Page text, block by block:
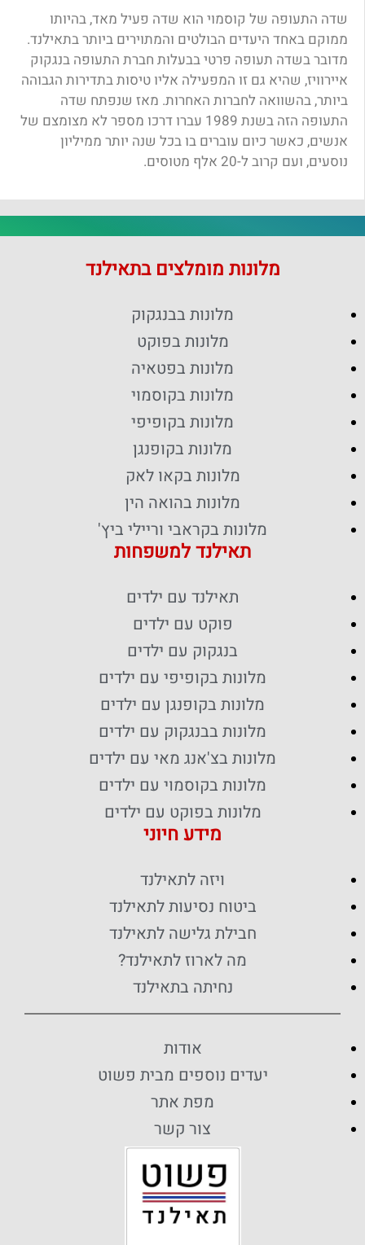
שדה התעופה של קוסמוי הוא שדה פעיל מאד, בהיותו
ממוקם באחד היעדים הבולטים והמתוירים ביותר בתאילנד.
מדובר בשדה תעופה פרטי בבעלות חברת התעופה בנגקוק
איירוויז, שהיא גם זו המפעילה אליו טיסות בתדירות הגבוהה
ביותר, בהשוואה לחברות האחרות. מאז שנפתח שדה
התעופה הזה בשנת 1989 עברו דרכו מספר לא מצומצם של
אנשים, כאשר כיום עוברים בו בכל שנה יותר ממיליון
נוסעים, ועם קרוב ל-20 אלף מטוסים.
מלונות מומלצים בתאילנד
מלונות בבנגקוק
מלונות בפוקט
מלונות בפטאיה
מלונות בקוסמוי
מלונות בקופיפי
מלונות בקופנגן
מלונות בקאו לאק
מלונות בהואה הין
מלונות בקראבי וריילי ביץ'
תאילנד למשפחות
תאילנד עם ילדים
פוקט עם ילדים
בנגקוק עם ילדים
מלונות בקופיפי עם ילדים
מלונות בקופנגן עם ילדים
מלונות בבנגקוק עם ילדים
מלונות בצ'אנג מאי עם ילדים
מלונות בקוסמוי עם ילדים
מלונות בפוקט עם ילדים
מידע חיוני
ויזה לתאילנד
ביטוח נסיעות לתאילנד
חבילת גלישה לתאילנד
מה לארוז לתאילנד?
נחיתה בתאילנד
אודות
יעדים נוספים מבית פשוט
מפת אתר
צור קשר